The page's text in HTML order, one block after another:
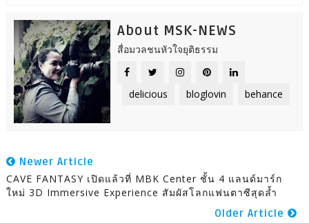
About MSK-NEWS
สื่อมวลชนหัวใจยุติธรรม
delicious bloglovin behance
Newer Article
CAVE FANTASY เปิดแล้วที่ MBK Center ชั้น 4 แลนด์มาร์ก
ใหม่ 3D Immersive Experience สัมผัสโลกแฟนตาซีสุดล้ำ
Older Article